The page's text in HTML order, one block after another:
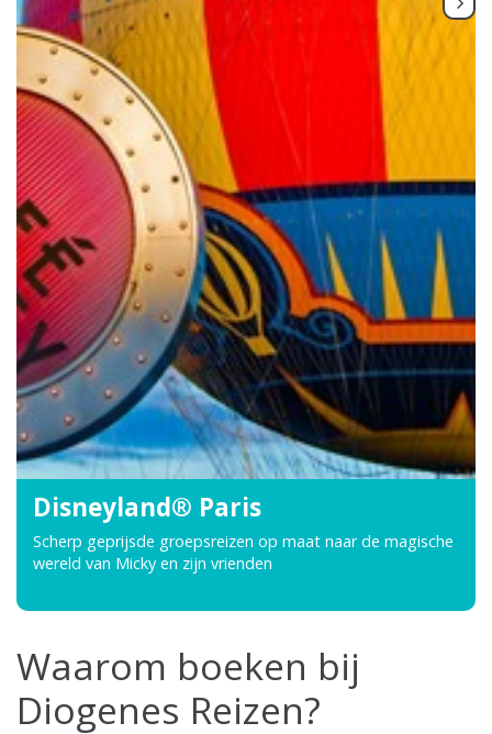
Disneyland® Paris
Scherp geprijsde groepsreizen op maat naar de magische
wereld van Micky en zijn vrienden
Waarom boeken bij
Diogenes Reizen?